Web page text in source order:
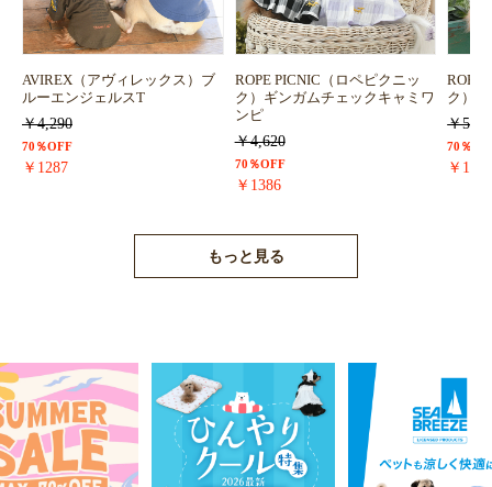
AVIREX（アヴィレックス）ブ
ルーエンジェルスT
￥4,290
70％OFF
￥1287
ROPE PICNIC（ロペピクニッ
ク）ギンガムチェックキャミワ
ンピ
￥4,620
70％OFF
￥1386
ROPE
ク）
￥
70％
￥
もっと見る